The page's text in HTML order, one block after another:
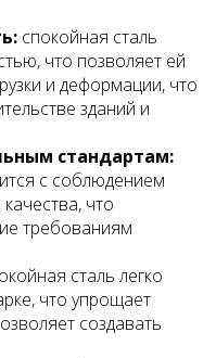
спокойная сталь
что позволяет ей
и деформации, что
зданий и
стандартам:
с соблюдением
что
требованиям
сталь легко
что упрощает
создавать